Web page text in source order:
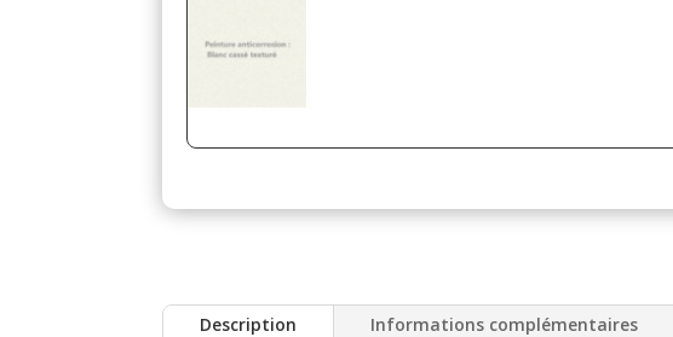
Description Informations complémentaires